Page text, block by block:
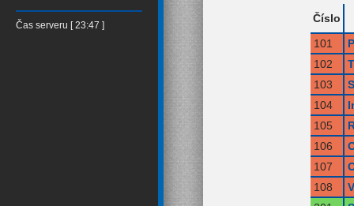
Čas serveru [ 23:47 ]
Číslo
101
102
103
104
105
106
107
108